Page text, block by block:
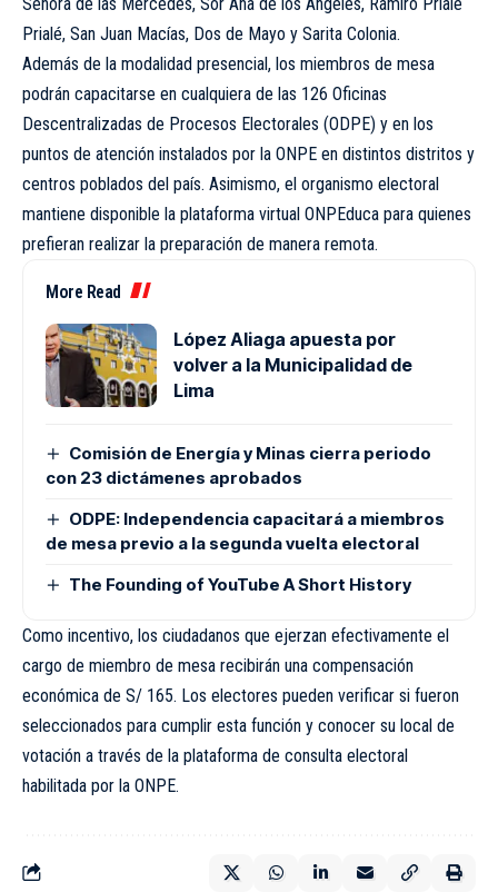
Prialé, San Juan Macías, Dos de Mayo y Sarita Colonia.
Además de la modalidad presencial, los miembros de mesa
podrán capacitarse en cualquiera de las 126 Oficinas
Descentralizadas de Procesos Electorales (ODPE) y en los
puntos de atención instalados por la ONPE en distintos distritos y
centros poblados del país. Asimismo, el organismo electoral
mantiene disponible la plataforma virtual ONPEduca para quienes
prefieran realizar la preparación de manera remota.
More Read
López Aliaga apuesta por
volver a la Municipalidad de
Lima
Comisión de Energía y Minas cierra periodo
con 23 dictámenes aprobados
ODPE: Independencia capacitará a miembros
de mesa previo a la segunda vuelta electoral
The Founding of YouTube A Short History
Como incentivo, los ciudadanos que ejerzan efectivamente el
cargo de miembro de mesa recibirán una compensación
económica de S/ 165. Los electores pueden verificar si fueron
seleccionados para cumplir esta función y conocer su local de
votación a través de la plataforma de consulta electoral
habilitada por la ONPE.